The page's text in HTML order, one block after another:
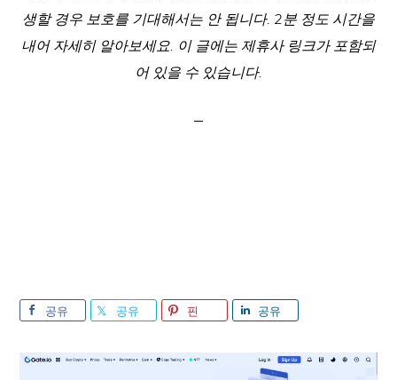
생할 경우 보호를 기대해서는 안 됩니다. 2분 정도 시간을
내어 자세히 알아보세요. 이 글에는 제휴사 링크가 포함되
어 있을 수 있습니다.
공유 공유 핀 공유